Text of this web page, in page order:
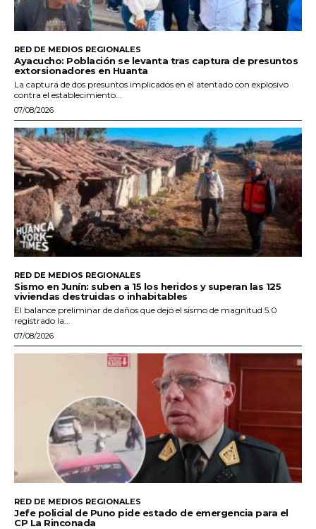
RED DE MEDIOS REGIONALES
Ayacucho: Población se levanta tras captura de presuntos
extorsionadores en Huanta
La captura de dos presuntos implicados en el atentado con explosivo
contra el establecimiento...
07/08/2026
RED DE MEDIOS REGIONALES
Sismo en Junín: suben a 15 los heridos y superan las 125
viviendas destruidas o inhabitables
El balance preliminar de daños que dejó el sismo de magnitud 5.0
registrado la...
07/08/2026
RED DE MEDIOS REGIONALES
Jefe policial de Puno pide estado de emergencia para el
CP La Rinconada